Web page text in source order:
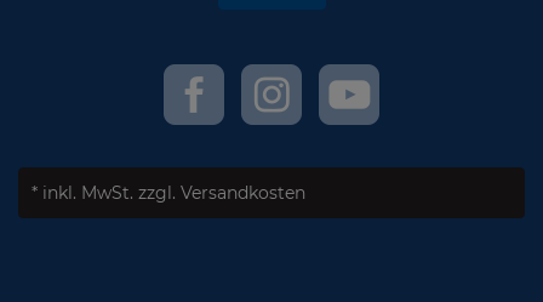
* inkl. MwSt. zzgl. Versandkosten